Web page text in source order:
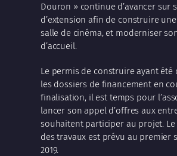
Douron » continue d’avancer sur
d’extension afin de construire
salle de cinéma, et moderniser
d’accueil.
Le permis de construire ayant été
les dossiers de financement en
finalisation, il est temps pour
lancer son appel d’offres aux
souhaitent participer au projet.
des travaux est prévu au premier
2019.